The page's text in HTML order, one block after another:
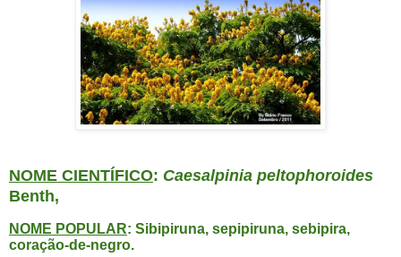
NOME CIENTÍFICO: Caesalpinia peltophoroides
Benth,
NOME POPULAR: Sibipiruna, sepipiruna, sebipira,
coração-de-negro.